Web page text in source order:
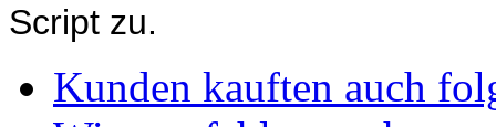
Script zu.
Kunden kauften auch